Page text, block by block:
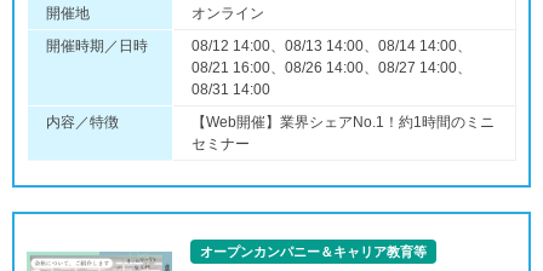
開催地
オンライン
開催時期／日時
08/12 14:00、08/13 14:00、08/14 14:00、
08/21 16:00、08/26 14:00、08/27 14:00、
08/31 14:00
内容／特徴
【Web開催】業界シェアNo.1！約1時間のミニ
セミナー
オープンカンパニー＆キャリア教育等